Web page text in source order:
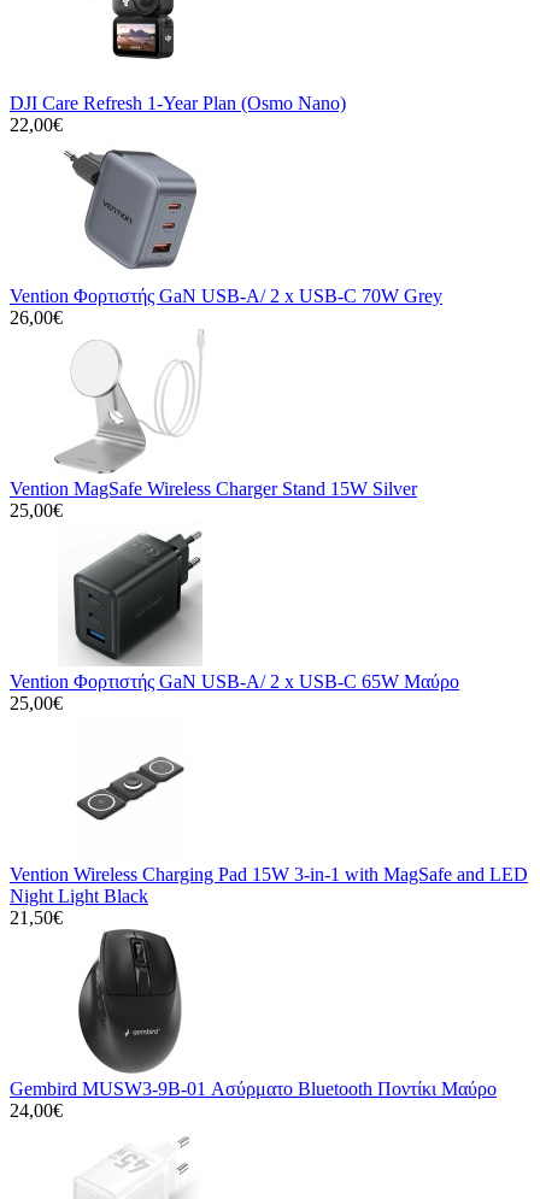
DJI Care Refresh 1-Year Plan (Osmo Nano)
22,00€
Vention Φορτιστής GaN USB-A/ 2 x USB-C 70W Grey
26,00€
Vention MagSafe Wireless Charger Stand 15W Silver
25,00€
Vention Φορτιστής GaN USB-A/ 2 x USB-C 65W Μαύρο
25,00€
Vention Wireless Charging Pad 15W 3-in-1 with MagSafe and LED
Night Light Black
21,50€
Gembird MUSW3-9B-01 Ασύρματο Bluetooth Ποντίκι Μαύρο
24,00€